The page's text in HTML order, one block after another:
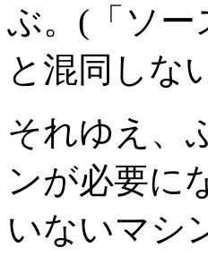
ぶ。(「ソー
と混同しな
それゆえ、
ンが必要に
いないマシ